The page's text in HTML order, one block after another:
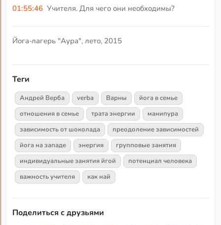
01:55:46 Учителя. Для чего они необходимы?
Йога-лагерь "Аура", лето, 2015
Теги
Андрей Верба verba Варны
йога в семье
отношения в семье
трата энергии
манипура
зависимость от шоколада
преодоление зависимостей
йога на западе
энергия
групповые занятия
индивидуальные занятия йгой
потенциал человека
важность учителя
как най
Поделиться с друзьями